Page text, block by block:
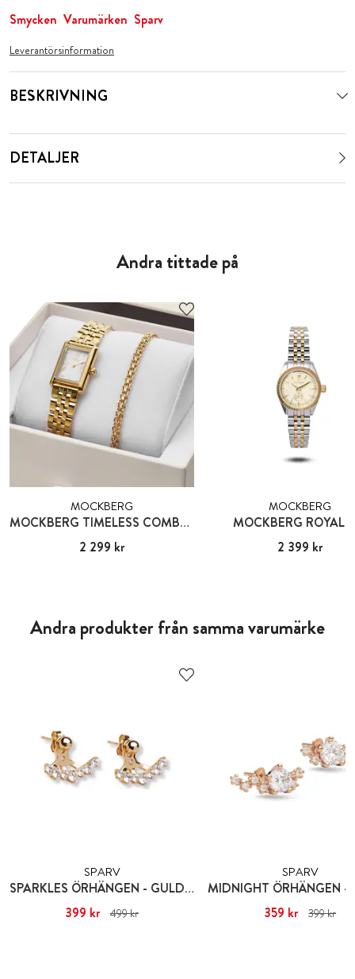
Smycken Varumärken Sparv
Leverantörsinformation
BESKRIVNING
DETALJER
Andra tittade på
MOCKBERG
MOCKBERG TIMELESS COMBO GOLD
Pris :2 299 kr
2 299 kr
MOCKBERG
MOCKBERG ROYAL
Pris :2 399 kr
2 399 kr
Andra produkter från samma varumärke
SPARV
SPARKLES ÖRHÄNGEN - GULDPLÄTERING
Nuvarande pris: 399 kr
399 kr 499 kr
SPARV
Nuvarande pris: 359 kr
359 kr 399 kr